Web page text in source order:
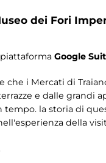
dei Fori
Google
che i Mercati di
e dalle grandi
la storia di
della